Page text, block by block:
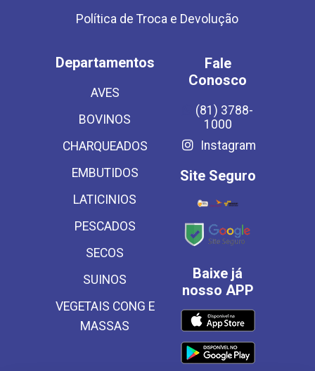
Política de Troca e Devolução
Departamentos
AVES
BOVINOS
CHARQUEADOS
EMBUTIDOS
LATICINIOS
PESCADOS
SECOS
SUINOS
VEGETAIS CONG E
MASSAS
Fale
Conosco
(81) 3788-
1000
Instagram
Site Seguro
Baixe já
nosso APP